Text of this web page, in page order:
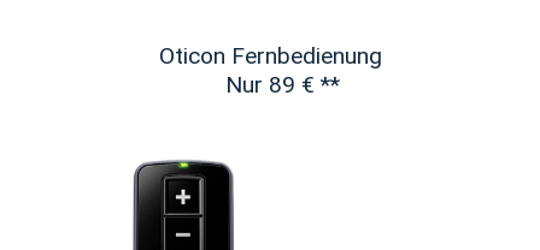
Oticon Fernbedienung
Nur 89 € **